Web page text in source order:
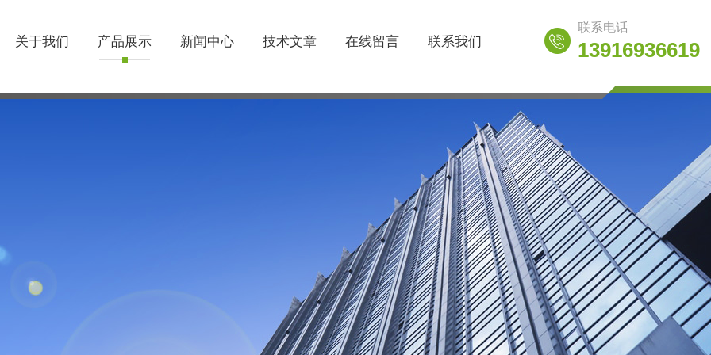
关于我们 产品展示 新闻中心 技术文章 在线留言 联系我们
联系电话
13916936619